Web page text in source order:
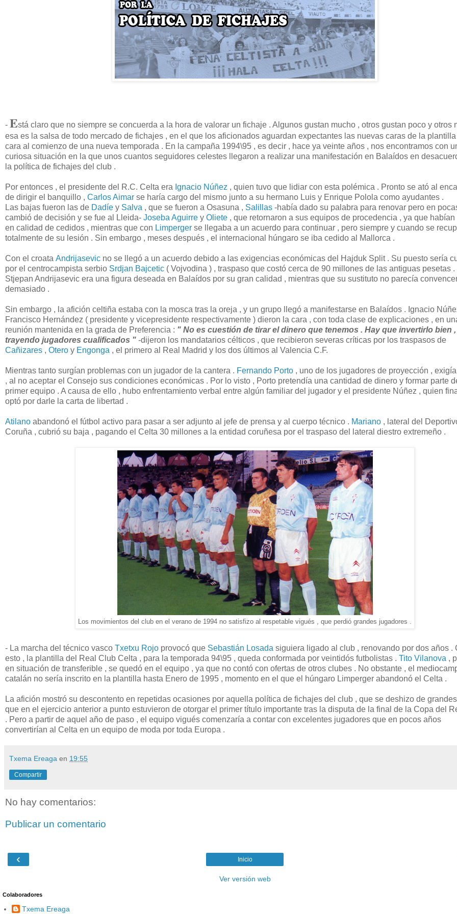
- Está claro que no siempre se concuerda a la hora de valorar un fichaje . Algunos gustan mucho , otros gustan poco y otros
esa es la salsa de todo mercado de fichajes , en el que los aficionados aguardan expectantes las nuevas caras de la
cara al comienzo de una nueva temporada . En la campaña 1994\95 , es decir , hace ya veinte años , nos encontramos con
curiosa situación en la que unos cuantos seguidores celestes llegaron a realizar una manifestación en Balaídos en
la política de fichajes del club .
Por entonces , el presidente del R.C. Celta era Ignacio Núñez , quien tuvo que lidiar con esta polémica . Pronto se ató al
de dirigir el banquillo , Carlos Aimar se haría cargo del mismo junto a su hermano Luis y Enrique Polola como ayudantes .
Las bajas fueron las de Dadíe y Salva , que se fueron a Osasuna , Salillas -había dado su palabra para renovar pero en
cambió de decisión y se fue al Lleida- Joseba Aguirre y Oliete , que retornaron a sus equipos de procedencia , ya que
en calidad de cedidos , mientras que con Limperger se llegaba a un acuerdo para continuar , pero siempre y cuando se
totalmente de su lesión . Sin embargo , meses después , el internacional húngaro se iba cedido al Mallorca .
Con el croata Andrijasevic no se llegó a un acuerdo debido a las exigencias económicas del Hajduk Split . Su puesto sería
por el centrocampista serbio Srdjan Bajcetic ( Vojvodina ) , traspaso que costó cerca de 90 millones de las antiguas pesetas .
Stjepan Andrijasevic era una figura deseada en Balaídos por su gran calidad , mientras que su sustituto no parecía
demasiado .
Sin embargo , la afición celtiña estaba con la mosca tras la oreja , y un grupo llegó a manifestarse en Balaídos . Ignacio
Francisco Hernández ( presidente y vicepresidente respectivamente ) dieron la cara , con toda clase de explicaciones , en
reunión mantenida en la grada de Preferencia : " No es cuestión de tirar el dinero que tenemos . Hay que invertirlo bien ,
trayendo jugadores cualificados " -dijeron los mandatarios célticos , que recibieron severas críticas por los traspasos de
Cañizares , Otero y Engonga , el primero al Real Madrid y los dos últimos al Valencia C.F.
Mientras tanto surgían problemas con un jugador de la cantera . Fernando Porto , uno de los jugadores de proyección ,
, al no aceptar el Consejo sus condiciones económicas . Por lo visto , Porto pretendía una cantidad de dinero y formar parte
primer equipo . A causa de ello , hubo enfrentamiento verbal entre algún familiar del jugador y el presidente Núñez , quien
optó por darle la carta de libertad .
Atilano abandonó el fútbol activo para pasar a ser adjunto al jefe de prensa y al cuerpo técnico . Mariano , lateral del
Coruña , cubrió su baja , pagando el Celta 30 millones a la entidad coruñesa por el traspaso del lateral diestro extremeño .
Los movimientos del club en el verano de 1994 no satisfizo al respetable vigués , que perdió grandes jugadores .
- La marcha del técnico vasco Txetxu Rojo provocó que Sebastián Losada siguiera ligado al club , renovando por dos años .
esto , la plantilla del Real Club Celta , para la temporada 94\95 , queda conformada por veintidós futbolistas . Tito Vilanova ,
en situación de transferible , se quedó en el equipo , ya que no contó con ofertas de otros clubes . No obstante , el
catalán no sería inscrito en la plantilla hasta Enero de 1995 , momento en el que el húngaro Limperger abandonó el Celta .
La afición mostró su descontento en repetidas ocasiones por aquella política de fichajes del club , que se deshizo de
que en el ejercicio anterior a punto estuvieron de otorgar el primer título importante tras la disputa de la final de la Copa del
. Pero a partir de aquel año de paso , el equipo vigués comenzaría a contar con excelentes jugadores que en pocos años
convertirían al Celta en un equipo de moda por toda Europa .
Txema Ereaga en 19:55
Compartir
No hay comentarios:
Publicar un comentario
‹ Inicio
Ver versión web
Colaboradores
Txema Ereaga